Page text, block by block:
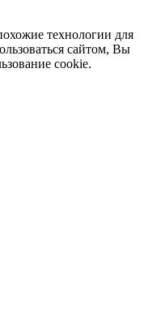
технологии для
сайтом, Вы
cookie.